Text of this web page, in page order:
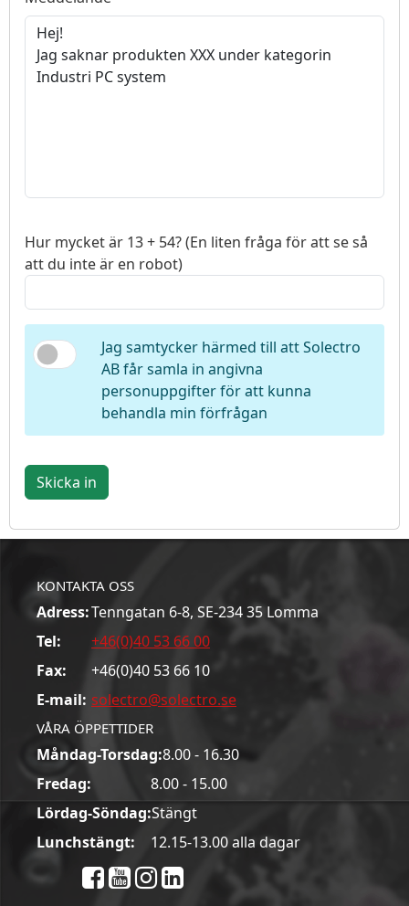
Hur mycket är 13 + 54? (En liten fråga för att se så
att du inte är en robot)
Jag samtycker härmed till att Solectro
AB får samla in angivna
personuppgifter för att kunna
behandla min förfrågan
Skicka in
KONTAKTA OSS
Adress:Tenngatan 6-8, SE-234 35 Lomma
Tel:
+46(0)40 53 66 00
Fax:
+46(0)40 53 66 10
E-mail: solectro@solectro.se
VÅRA ÖPPETTIDER
Måndag-Torsdag:8.00 - 16.30
Fredag:
8.00 - 15.00
Lördag-Söndag:Stängt
Lunchstängt:
12.15-13.00 alla dagar